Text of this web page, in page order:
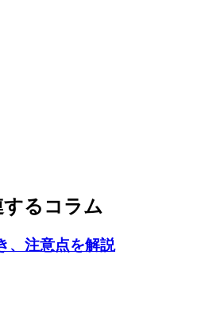
するコラム
、注意点を解説